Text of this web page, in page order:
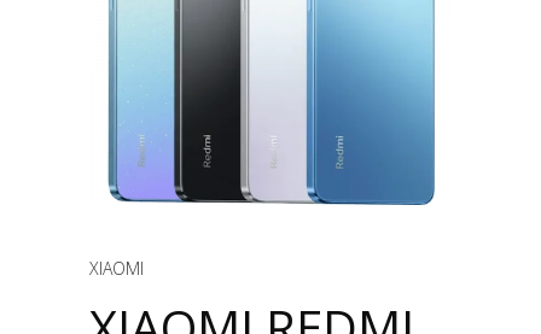
XIAOMI